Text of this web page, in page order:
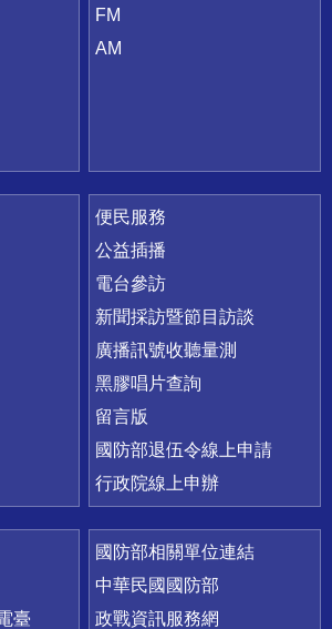
FM
AM
便民服務
公益插播
電台參訪
新聞採訪暨節目訪談
廣播訊號收聽量測
黑膠唱片查詢
留言版
國防部退伍令線上申請
行政院線上申辦
臺
國防部相關單位連結
中華民國國防部
政戰資訊服務網